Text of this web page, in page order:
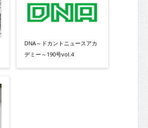
DNA～ドカントニュースアカ
デミー～190号vol.4